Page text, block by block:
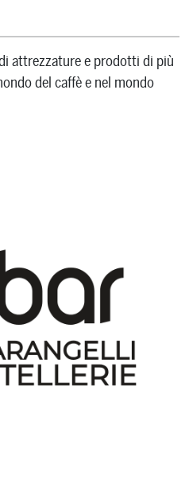
attrezzature e prodotti di più
del caffè e nel mondo